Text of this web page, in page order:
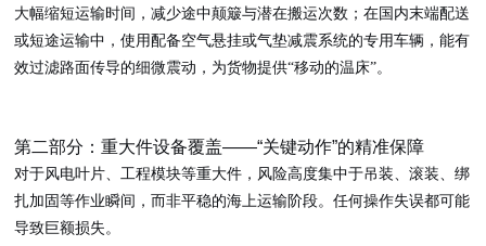
大幅缩短运输时间，减少途中颠簸与潜在搬运次数；在国内末端配送
或短途运输中，使用配备空气悬挂或气垫减震系统的专用车辆，能有
效过滤路面传导的细微震动，为货物提供“移动的温床”。
第二部分：重大件设备覆盖——“关键动作”的精准保障
对于风电叶片、工程模块等重大件，风险高度集中于吊装、滚装、绑
扎加固等作业瞬间，而非平稳的海上运输阶段。任何操作失误都可能
导致巨额损失。